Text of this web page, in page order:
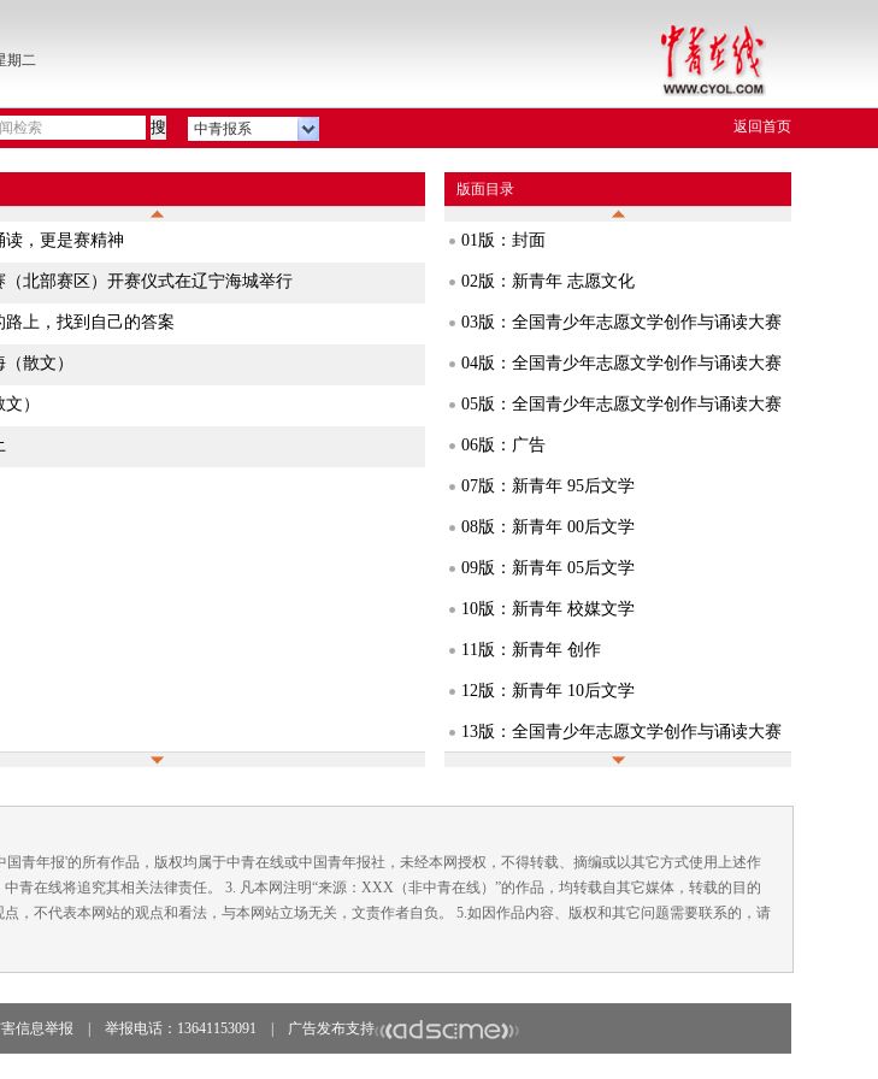
期二
中青报系 返回首页
读，更是赛精神
（北部赛区）开赛仪式在辽宁海城举行
路上，找到自己的答案
散文）
）
版面目录
01版：封面
02版：新青年 志愿文化
03版：全国青少年志愿文学创作与诵读大赛
04版：全国青少年志愿文学创作与诵读大赛
05版：全国青少年志愿文学创作与诵读大赛
06版：广告
07版：新青年 95后文学
08版：新青年 00后文学
09版：新青年 05后文学
10版：新青年 校媒文学
11版：新青年 创作
12版：新青年 10后文学
13版：全国青少年志愿文学创作与诵读大赛
16版：全国青少年志愿文学创作与诵读大赛
青年报'的所有作品，版权均属于中青在线或中国青年报社，未经本网授权，不得转载、摘编或以其它方式使用上述作
青在线将追究其相关法律责任。 3. 凡本网注明“来源：XXX（非中青在线）”的作品，均转载自其它媒体，转载的目的
，不代表本网站的观点和看法，与本网站立场无关，文责作者自负。 5.如因作品内容、版权和其它问题需要联系的，请
信息举报 举报电话：13641153091 广告发布支持